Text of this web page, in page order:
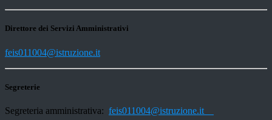
Direttore dei Servizi Amministrativi
feis011004@istruzione.it
Segreterie
Segreteria amministrativa: feis011004@istruzione.it